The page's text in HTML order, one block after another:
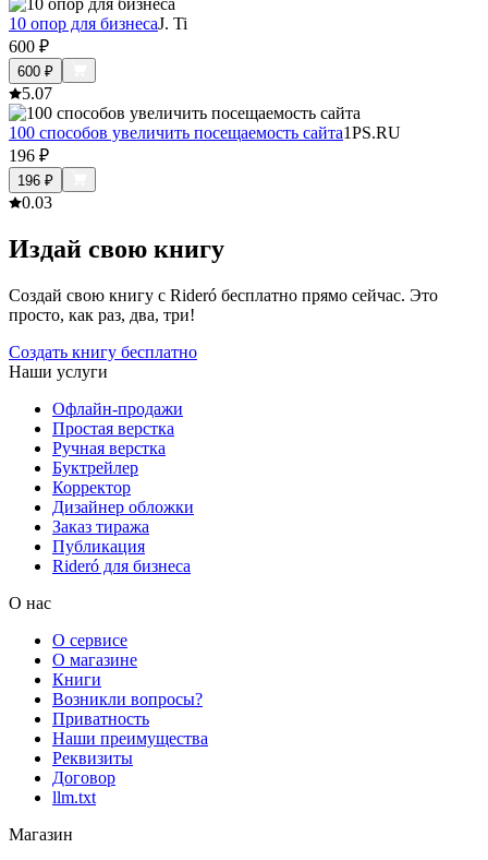
10 опор для бизнесаJ. Ti
600 ₽
600 ₽
5.07
100 способов увеличить посещаемость сайта1PS.RU
196 ₽
196 ₽
0.03
Издай свою книгу
Создай свою книгу с Rideró бесплатно прямо сейчас. Это
просто, как раз, два, три!
Создать книгу бесплатно
Наши услуги
Офлайн-продажи
Простая верстка
Ручная верстка
Буктрейлер
Корректор
Дизайнер обложки
Заказ тиража
Публикация
Rideró для бизнеса
О нас
О сервисе
О магазине
Книги
Возникли вопросы?
Приватность
Наши преимущества
Реквизиты
Договор
llm.txt
Магазин